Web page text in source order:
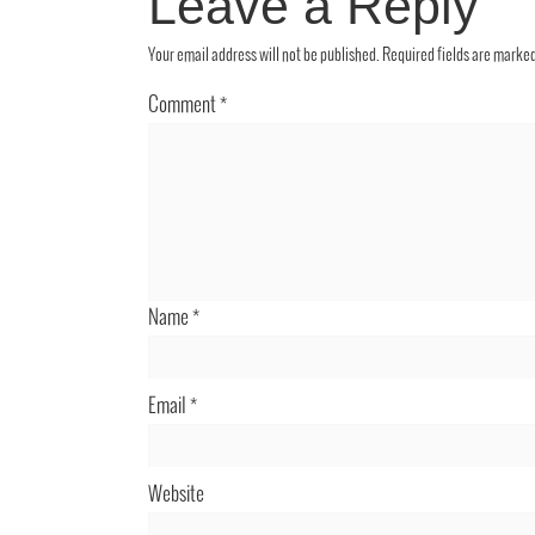
Your email address will not be published. Required fields are
Comment*
Name*
Email *
Website